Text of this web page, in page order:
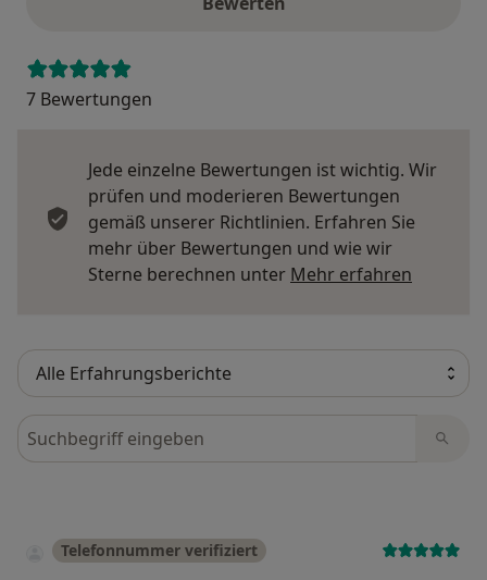
7 Bewertungen
Jede einzelne Bewertungen ist wichtig. Wir
prüfen und moderieren Bewertungen
gemäß unserer Richtlinien. Erfahren Sie
mehr über Bewertungen und wie wir
Sterne berechnen unter Mehr erfahren
Bewertungen durchsuchen
Telefonnummer verifiziert